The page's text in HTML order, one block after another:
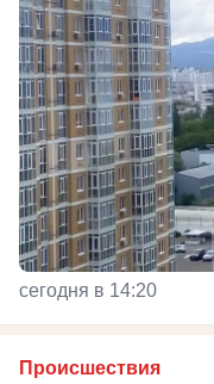
сегодня в 14:20
Происшествия